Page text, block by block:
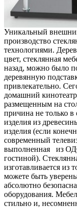
Уникальный
производство
технологиями.
цвет, стеклянная
назад, можно было
деревянную
привлекательно.
домашний
размещенным на
причина не только в
изделия из
изделия (если
современный
выполненная из
гостиной).
изготавливается из
можете быть
абсолютно
оборудования.
стильно и,